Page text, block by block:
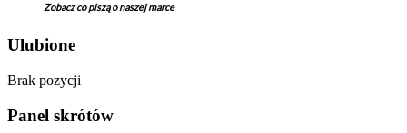
Zobacz co piszą o naszej marce
Ulubione
Brak pozycji
Panel skrótów